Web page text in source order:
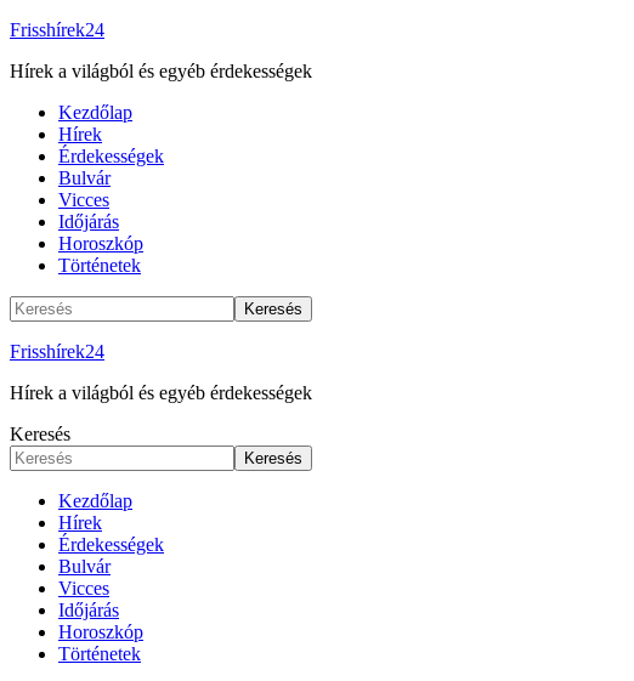
Frisshírek24
Hírek a világból és egyéb érdekességek
Kezdőlap
Hírek
Érdekességek
Bulvár
Vicces
Időjárás
Horoszkóp
Történetek
Frisshírek24
Hírek a világból és egyéb érdekességek
Keresés
Kezdőlap
Hírek
Érdekességek
Bulvár
Vicces
Időjárás
Horoszkóp
Történetek